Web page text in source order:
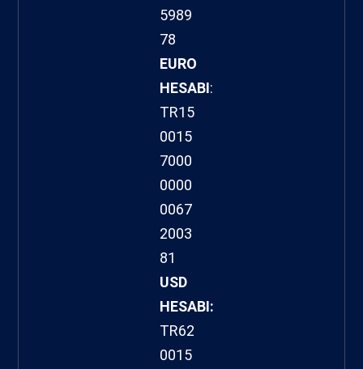
5989
78
EURO
HESABI:
TR15
0015
7000
0000
0067
2003
81
USD
HESABI:
TR62
0015